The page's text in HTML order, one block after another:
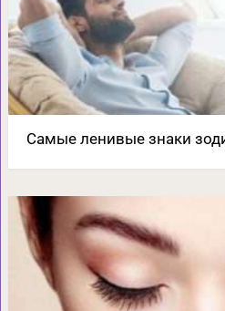
Самые ленивые знаки